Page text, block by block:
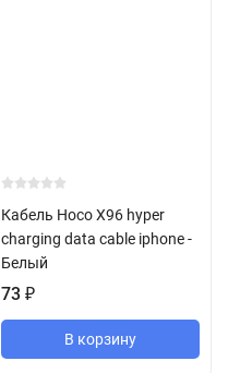
Кабель Hoco X96 hyper
charging data cable iphone -
Белый
73 ₽
В корзину